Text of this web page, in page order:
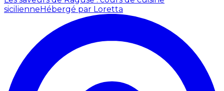
sicilienneHébergé par Loretta